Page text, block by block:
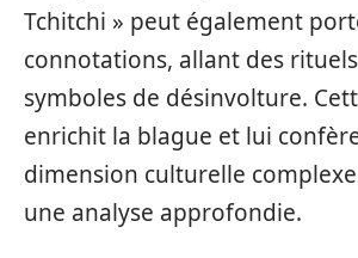
Tchitchi » peut également
connotations, allant des
symboles de désinvolture.
enrichit la blague et lui
dimension culturelle
une analyse approfondie.